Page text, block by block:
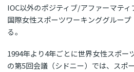
IOC以外のポジティブ/アファーマティ
国際女性スポーツワーキンググルー
る。
1994年より4年ごとに世界女性スポー
の第5回会議（シドニー）では、スポ